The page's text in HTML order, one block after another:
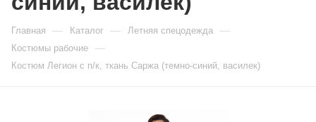
Главная — Каталог — Летняя спецодежда —
Костюмы рабочие —
Костюм Легион с п/к, ткань Саржа (темно-синий, василек)